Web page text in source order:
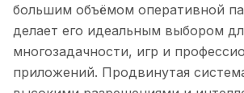
большим объёмом оперативной
делает его идеальным выбором
многозадачности, игр и
приложений. Продвинутая